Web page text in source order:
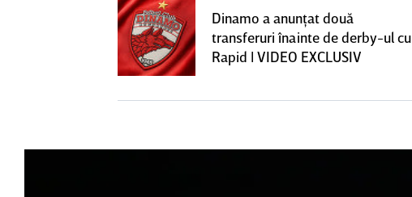
Dinamo a anunţat două
transferuri înainte de derby-ul cu
Rapid | VIDEO EXCLUSIV